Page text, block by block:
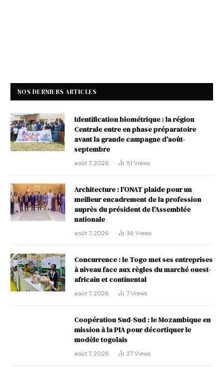
NOS DERNIERS ARTICLES
Identification biométrique : la région
Centrale entre en phase préparatoire
avant la grande campagne d’août-
septembre
août 7, 2026 51 Views
Architecture : l’ONAT plaide pour un
meilleur encadrement de la profession
auprès du président de l’Assemblée
nationale
août 7, 2026 36 Views
Concurrence : le Togo met ses entreprises
à niveau face aux règles du marché ouest-
africain et continental
août 7, 2026 7Views
Coopération Sud-Sud : le Mozambique en
mission à la PIA pour décortiquer le
modèle togolais
août 7, 2026 27Views